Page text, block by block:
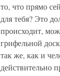
то, что прямо
для тебя? Это
происходит,
грифельной
так же, как и
действительно